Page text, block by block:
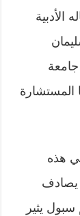
جامعة
المستشارة
هذه
يصادف
يثير